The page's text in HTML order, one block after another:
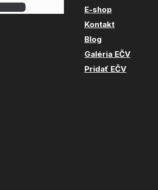
E-shop
Kontakt
Blog
Galéria EČV
Pridať EČV